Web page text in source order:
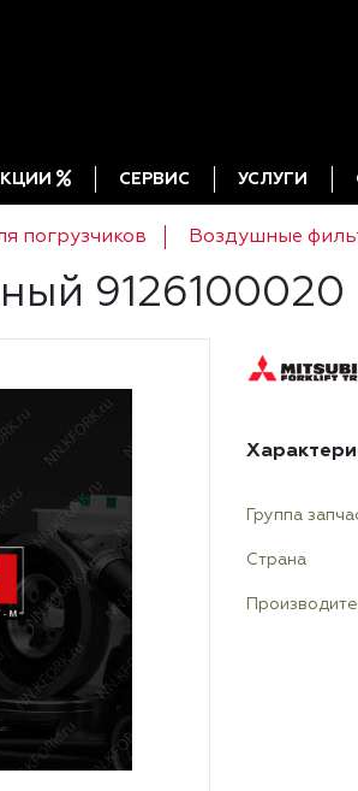
СЕРВИС УСЛУГИ
погрузчиков Воздушные
9126100020
Группа
Страна